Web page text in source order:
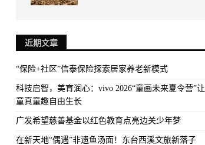
近期文章
“保险+社区”信泰保险探索居家养老新模式
科技启智，美育润心：vivo 2026“童画未来夏令营”让
童真童趣自由生长
广发希望慈善基金以红色教育点亮边关少年梦
在新天地“偶遇”非遗鱼汤面！东台西溪文旅新落子